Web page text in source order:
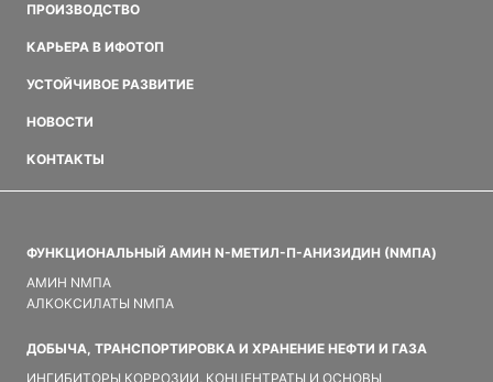
ПРОИЗВОДСТВО
КАРЬЕРА В ИФОТОП
УСТОЙЧИВОЕ РАЗВИТИЕ
НОВОСТИ
КОНТАКТЫ
ФУНКЦИОНАЛЬНЫЙ АМИН N-МЕТИЛ-П-АНИЗИДИН (NMПA)
АМИН NMПA
АЛКОКСИЛАТЫ NMПA
ДОБЫЧА, ТРАНСПОРТИРОВКА И ХРАНЕНИЕ НЕФТИ И ГАЗА
ИНГИБИТОРЫ КОРРОЗИИ, КОНЦЕНТРАТЫ И ОСНОВЫ